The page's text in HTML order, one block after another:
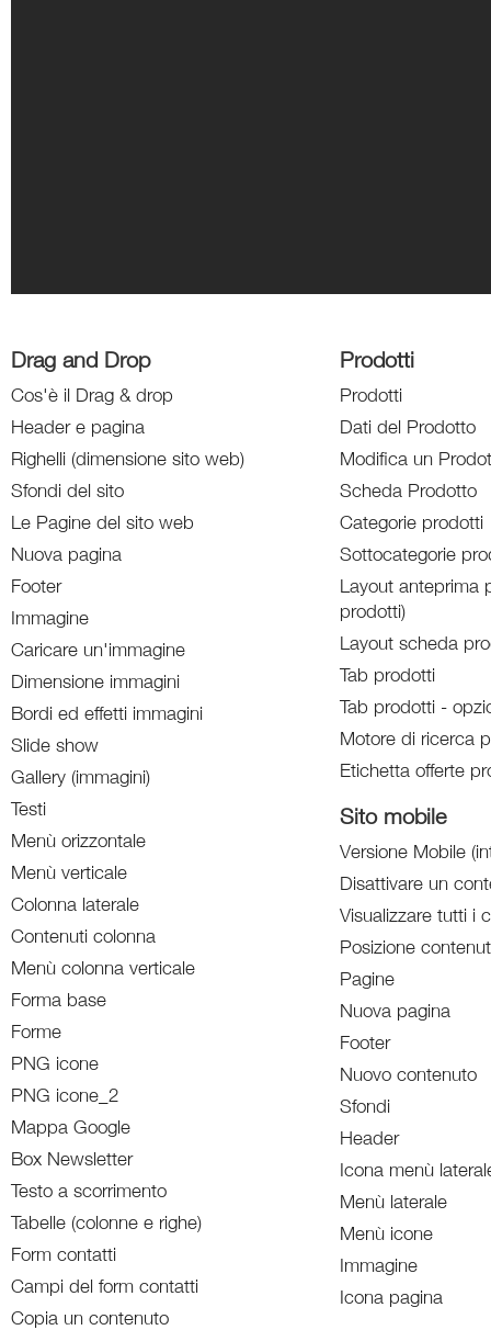
Drag and Drop
Cos'è il Drag & drop
Header e pagina
Righelli (dimensione sito web)
Sfondi del sito
Le Pagine del sito web
Nuova pagina
Footer
Immagine
Caricare un'immagine
Dimensione immagini
Bordi ed effetti immagini
Slide show
Gallery (immagini)
Testi
Menù orizzontale
Menù verticale
Colonna laterale
Contenuti colonna
Menù colonna verticale
Forma base
Forme
PNG icone
PNG icone_2
Mappa Google
Box Newsletter
Testo a scorrimento
Tabelle (colonne e righe)
Form contatti
Campi del form contatti
Copia un contenuto
Prodotti
Prodotti
Dati del Prodotto
Modifica un
Scheda Prodotto
Categorie prodotti
Sottocategorie
Layout anteprima
prodotti)
Layout scheda
Tab prodotti
Tab prodotti -
Motore di ricerca
Etichetta offerte
Sito mobile
Versione Mobile
Disattivare un
Visualizzare tutti i
Posizione
Pagine
Nuova pagina
Footer
Nuovo contenuto
Sfondi
Header
Icona menù
Menù laterale
Menù icone
Immagine
Icona pagina